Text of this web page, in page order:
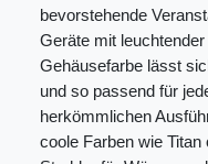
bevorstehende
Geräte mit
Gehäusefarbe lässt
und so passend für
herkömmlichen
coole Farben wie